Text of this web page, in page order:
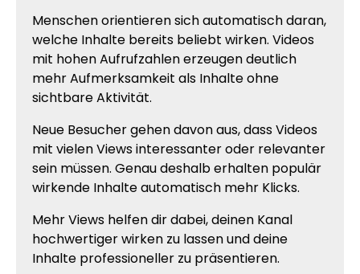
Menschen orientieren sich automatisch daran,
welche Inhalte bereits beliebt wirken. Videos
mit hohen Aufrufzahlen erzeugen deutlich
mehr Aufmerksamkeit als Inhalte ohne
sichtbare Aktivität.
Neue Besucher gehen davon aus, dass Videos
mit vielen Views interessanter oder relevanter
sein müssen. Genau deshalb erhalten populär
wirkende Inhalte automatisch mehr Klicks.
Mehr Views helfen dir dabei, deinen Kanal
hochwertiger wirken zu lassen und deine
Inhalte professioneller zu präsentieren.